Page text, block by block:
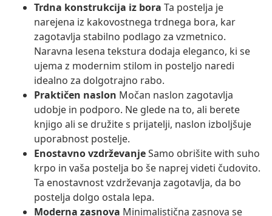
Trdna konstrukcija iz bora Ta postelja je
narejena iz kakovostnega trdnega bora, kar
zagotavlja stabilno podlago za vzmetnico.
Naravna lesena tekstura dodaja eleganco, ki se
ujema z modernim stilom in posteljo naredi
idealno za dolgotrajno rabo.
Praktičen naslon Močan naslon zagotavlja
udobje in podporo. Ne glede na to, ali berete
knjigo ali se družite s prijatelji, naslon izboljšuje
uporabnost postelje.
Enostavno vzdrževanjeSamo obrišite with suho
krpo in vaša postelja bo še naprej videti čudovito.
Ta enostavnost vzdrževanja zagotavlja, da bo
postelja dolgo ostala lepa.
Moderna zasnova Minimalistična zasnova se